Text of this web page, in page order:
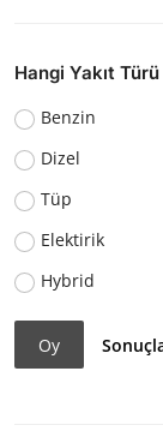
Hangi Yakıt
Benzin
Dizel
Tüp
Elektirik
Hybrid
Oy